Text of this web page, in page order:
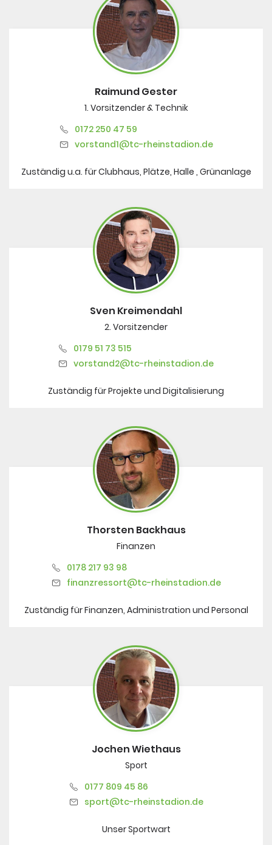
DUSJuniorOpen
Raimund Gester
1. Vorsitzender & Technik
0172 250 47 59
vorstand1@tc-rheinstadion.de
Zuständig u.a. für Clubhaus, Plätze, Halle , Grünanlage
Sven Kreimendahl
2. Vorsitzender
0179 51 73 515
vorstand2@tc-rheinstadion.de
Zuständig für Projekte und Digitalisierung
Thorsten Backhaus
Finanzen
0178 217 93 98
finanzressort@tc-rheinstadion.de
Zuständig für Finanzen, Administration und Personal
Jochen Wiethaus
Sport
0177 809 45 86
sport@tc-rheinstadion.de
Unser Sportwart